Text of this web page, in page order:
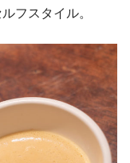
フスタイル。